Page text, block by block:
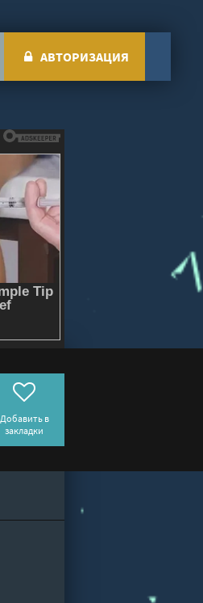
АВТОРИЗАЦИЯ
Добавить в
закладки